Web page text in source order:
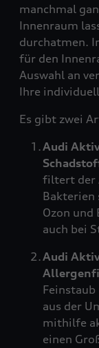
manchmal
Innenraum
durchatmen.
für den
Auswahl an
Ihre
Es gibt zwei
Audi
filtert der
Bakterien
Ozon und
auch bei
Audi
Feinstaub
aus der
mithilfe
einen